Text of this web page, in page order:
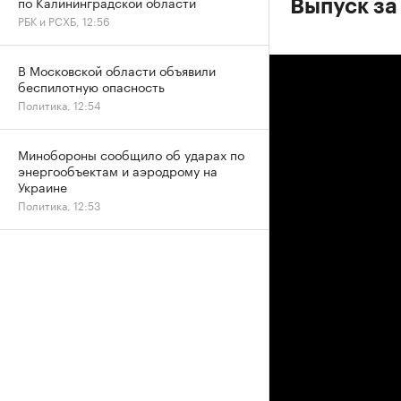
Выпуск
РБК и РСХБ, 12:56
В Московской области объявили
беспилотную опасность
Политика, 12:54
Минобороны сообщило об ударах по
энергообъектам и аэродрому на
Украине
Политика, 12:53